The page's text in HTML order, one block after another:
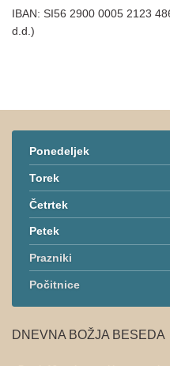
IBAN: SI56 2900 0005 2123
d.d.)
Ponedeljek
Torek
Četrtek
Petek
Prazniki
Počitnice
DNEVNA BOŽJA BESEDA